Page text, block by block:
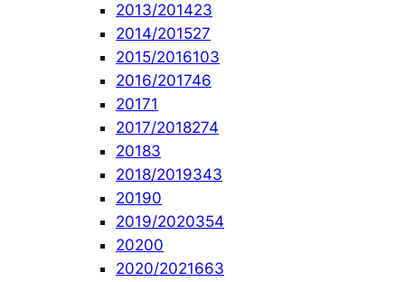
2013/201423
2014/201527
2015/2016103
2016/201746
20171
2017/2018274
20183
2018/2019343
20190
2019/2020354
20200
2020/2021663